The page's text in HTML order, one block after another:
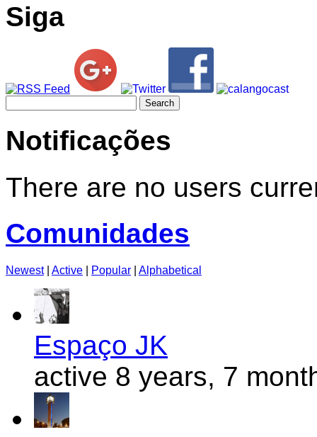
Siga
for:
Notificações
There are no users
Comunidades
Newest Active Popular Alphabetical
Espaço JK
active 8 years, 7